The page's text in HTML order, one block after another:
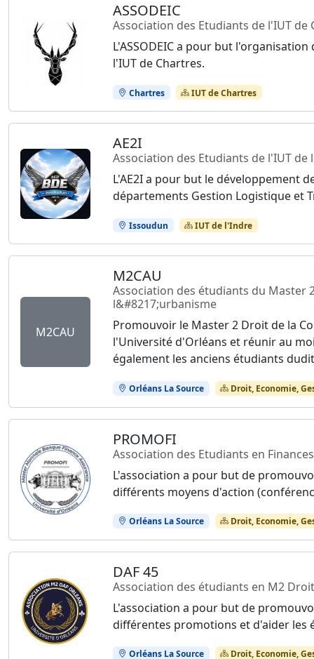
ASSODEIC
Association des Etudiants de l'IUT de
L'ASSODEIC a pour but
l'IUT de Chartres.
Chartres IUT de Chartres
AE2I
Association des Etudiants de l'IUT
L'AE2I a pour but le développement
départements Gestion Logistique et
Issoudun IUT de l'Indre
M2CAU
M2CAU
Association des étudiants du Master
l&#8217;urbanisme
Promouvoir le Master 2 Droit de la
l'Université d'Orléans et réunir au
également les anciens étudiants
Orléans La Source Droit, Economie,
PROMOFI
Association des Etudiants en Finances
L'association a pour but de
différents moyens d'action
Orléans La Source Droit, Economie,
DAF 45
Association des étudiants en M2
L'association a pour but de
différentes promotions et d'aider les
Orléans La Source Droit, Economie,